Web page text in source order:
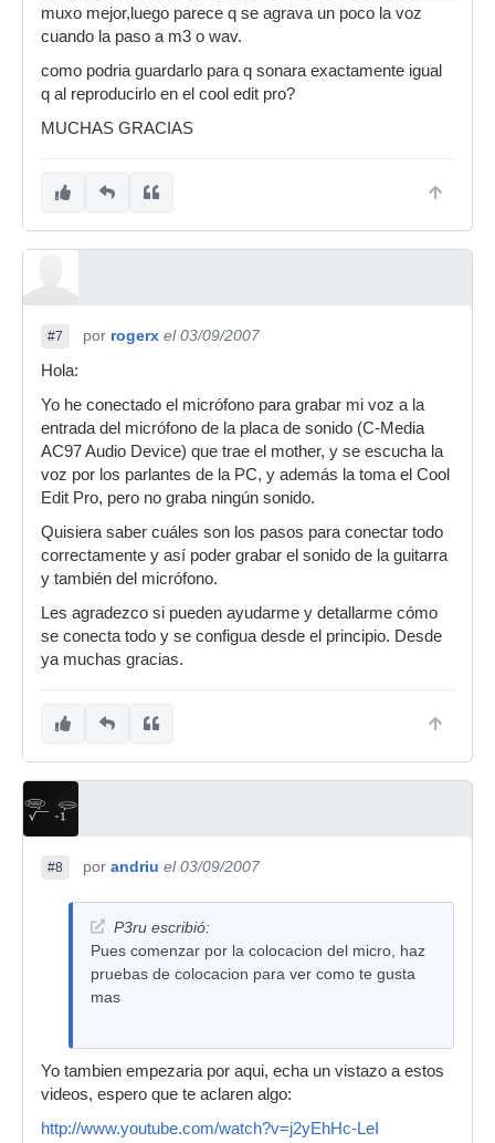
muxo mejor,luego parece q se agrava un poco la voz
cuando la paso a m3 o wav.
como podria guardarlo para q sonara exactamente igual
q al reproducirlo en el cool edit pro?
MUCHAS GRACIAS
#7 por rogerx el 03/09/2007
Hola:
Yo he conectado el micrófono para grabar mi voz a la
entrada del micrófono de la placa de sonido (C-Media
AC97 Audio Device) que trae el mother, y se escucha la
voz por los parlantes de la PC, y además la toma el Cool
Edit Pro, pero no graba ningún sonido.
Quisiera saber cuáles son los pasos para conectar todo
correctamente y así poder grabar el sonido de la guitarra
y también del micrófono.
Les agradezco si pueden ayudarme y detallarme cómo
se conecta todo y se configua desde el principio. Desde
ya muchas gracias.
#8 por andriu el 03/09/2007
P3ru escribió:
Pues comenzar por la colocacion del micro, haz
pruebas de colocacion para ver como te gusta
mas
Yo tambien empezaria por aqui, echa un vistazo a estos
videos, espero que te aclaren algo:
http://www.youtube.com/watch?v=j2yEhHc-LeI